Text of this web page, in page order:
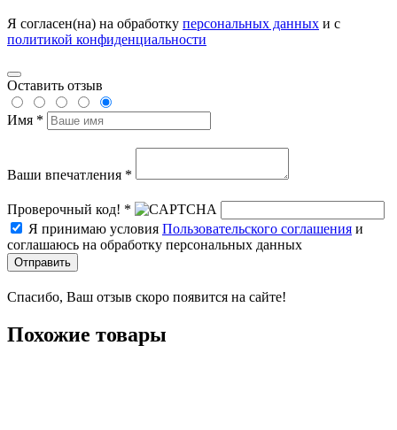
Я согласен(на) на обработку персональных данных и с
политикой конфиденциальности
Оставить отзыв
Имя *
Ваши впечатления *
Проверочный код! *
Я принимаю условия Пользовательского соглашения и
соглашаюсь на обработку персональных данных
Отправить
Спасибо, Ваш отзыв скоро появится на сайте!
Похожие товары